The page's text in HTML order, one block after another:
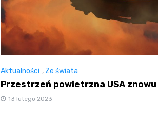
Aktualności , Ze świata
Przestrzeń powietrzna USA
13 lutego 2023